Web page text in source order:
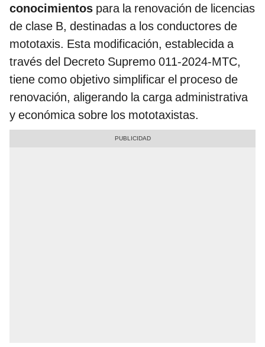
conocimientos para la renovación de licencias
de clase B, destinadas a los conductores de
mototaxis. Esta modificación, establecida a
través del Decreto Supremo 011-2024-MTC,
tiene como objetivo simplificar el proceso de
renovación, aligerando la carga administrativa
y económica sobre los mototaxistas.